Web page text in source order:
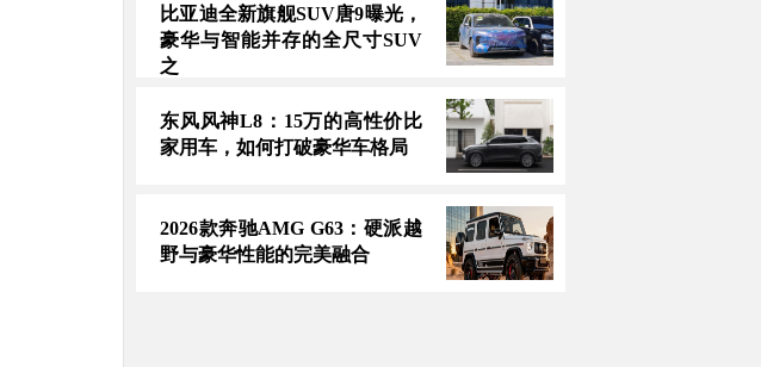
比亚迪全新旗舰SUV唐9曝光，
豪华与智能并存的全尺寸SUV
之
东风风神L8：15万的高性价比
家用车，如何打破豪华车格局
2026款奔驰AMG G63：硬派越
野与豪华性能的完美融合